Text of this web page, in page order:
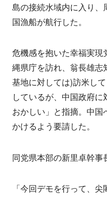
島の接続水域内に入り、
国漁船が航行した。
危機感を抱いた幸福実現
縄県庁を訪れ、翁長雄
基地に対しては)訪米し
しているが、中国政府
おかしい」と指摘。中国
かけるよう要請した。
同党県本部の新里卓幹事
「今回デモを行って、尖